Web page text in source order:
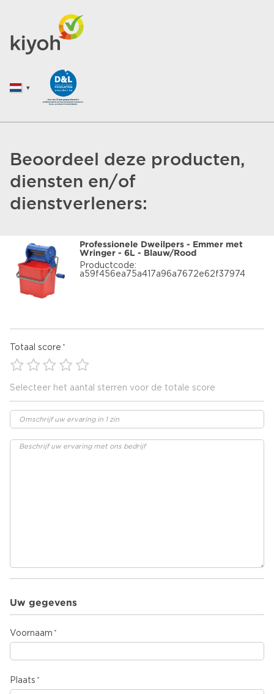
Beoordeel deze producten,
diensten en/of
dienstverleners:
Professionele Dweilpers - Emmer met
Wringer - 6L - Blauw/Rood
Productcode:
a59f456ea75a417a96a7672e62f37974
Totaal score
Selecteer het aantal sterren voor de totale score
Uw gegevens
Voornaam
Plaats